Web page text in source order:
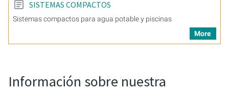
SISTEMAS COMPACTOS
Sistemas compactos para agua potable y piscinas
More
Información sobre nuestra